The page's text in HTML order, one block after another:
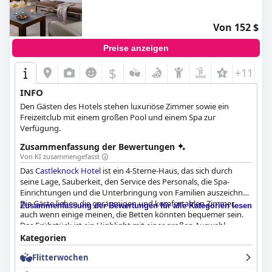
Von 152 $
Preise anzeigen
$ +11
INFO
Den Gästen des Hotels stehen luxuriöse Zimmer sowie ein
Freizeitclub mit einem großen Pool und einem Spa zur
Verfügung.
Zusammenfassung der Bewertungen
Von KI zusammengefasst
DasCastleknock Hotel ist ein 4-Sterne-Haus, das sich durch
seine Lage, Sauberkeit, den Service des Personals, die Spa-
Einrichtungen und die Unterbringung von Familien auszeichnet.
Die Gäste lieben die geräumigen und komfortablen Zimmer,
auch wenn einige meinen, die Betten könnten bequemer sein.
Das Frühstück ist ein Highlight mit einer großen Auswahl,
obwohl einige Gäste die Qualität des Specks bemängeln. Das
Abendessen wird gemischt bewertet. Der Fitnessraum und der
Swimmingpool des Hotels sind fantastisch, aber der Pool kann
überfüllt sein. Das Hotel hat eine schöne Lage, aber man muss
Zusammenfassung der Bewertungen für alle Kategorien lesen
Kategorien
Flitterwochen